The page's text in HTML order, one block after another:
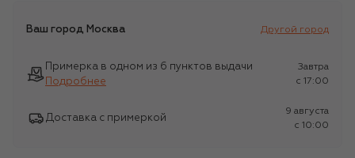
Ваш город Москва Другой город
Примерка в одном из 6 пунктов выдачи
Подробнее
Завтра
c 17:00
Доставка с примеркой
9 августа
c 10:00